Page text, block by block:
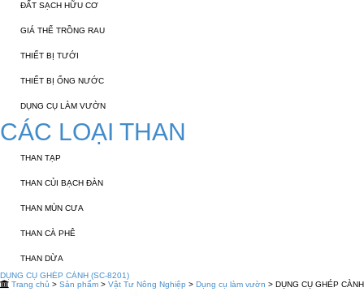
ĐẤT SẠCH HỮU CƠ
GIÁ THỂ TRỒNG RAU
THIẾT BỊ TƯỚI
THIẾT BỊ ỐNG NƯỚC
DỤNG CỤ LÀM VƯỜN
CÁC LOẠI THAN
THAN TẠP
THAN CỦI BẠCH ĐÀN
THAN MÙN CƯA
THAN CÀ PHÊ
THAN DỪA
DỤNG CỤ GHÉP CÀNH (SC-8201)
Trang chủ > Sản phẩm > Vật Tư Nông Nghiệp > Dụng cụ làm vườn > DỤNG CỤ GHÉP